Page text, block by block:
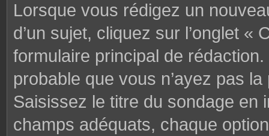
Lorsque vous rédigez un
d’un sujet, cliquez sur l’onglet
formulaire principal de
probable que vous n’ayez pas
Saisissez le titre du sondage en
champs adéquats, chaque